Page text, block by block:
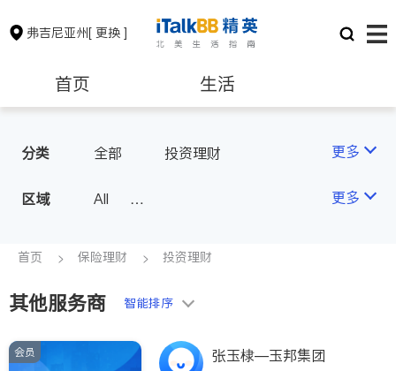
弗吉尼亚州[ 更换 ]
首页 生活
保险理财
银行贷款 会计师
建筑装修
非盈利组织
分类 全部 投资理财 更多
区域
All
C.)
Roanoke & Lynchburg
更多
首页 保险理财 投资理财
其他服务商 智能排序
会员 张玉棣—玉邦集团